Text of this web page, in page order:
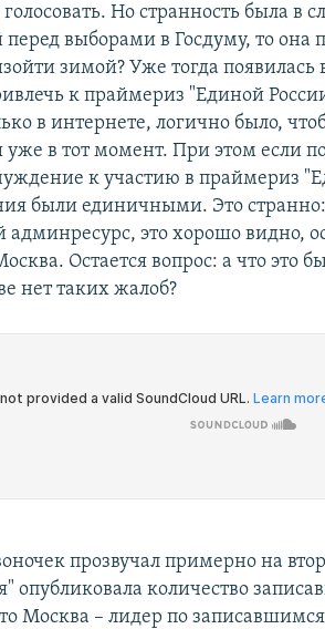
Но странность была в
выборами в Госдуму, то она
зимой? Уже тогда
к праймериз "Единой
в интернете, логично было,
уже в тот момент. При этом если
к участию в праймериз
были единичными. Это
это хорошо видно,
Остается вопрос: а что это
нет таких жалоб?
прозвучал примерно на
опубликовала количество
Москва – лидер по